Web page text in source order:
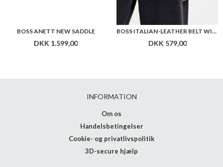
BOSS ANETT NEW SADDLE
DKK 1.599,00
BOSS ITALIAN-LEATHER BELT WITH PIN BUCKLE
DKK 579,00
INFORMATION
Om os
Handelsbetingelser
Cookie- og privatlivspolitik
3D-secure hjælp